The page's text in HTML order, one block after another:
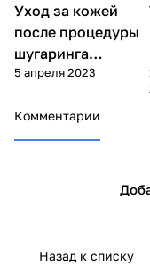
Уход за телом
Уход за кожей
после процедуры
шугаринга
(депиляции,
5 апреля 2023
Комментарии
Назад к списку